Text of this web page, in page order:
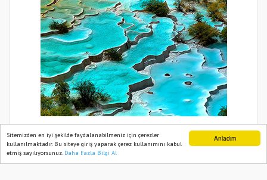
Anladım
Sitemizden en iyi şekilde faydalanabilmeniz için çerezler
kullanılmaktadır. Bu siteye giriş yaparak çerez kullanımını kabul
etmiş sayılıyorsunuz. Daha Fazla Bilgi Al
Ana Sayfa Web TV